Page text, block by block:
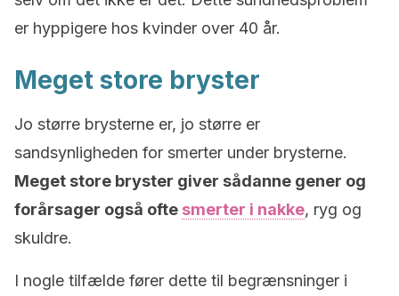
er hyppigere hos kvinder over 40 år.
Meget store bryster
Jo større brysterne er, jo større er
sandsynligheden for smerter under brysterne.
Meget store bryster giver sådanne gener og
forårsager også ofte smerter i nakke, ryg og
skuldre.
I nogle tilfælde fører dette til begrænsninger i